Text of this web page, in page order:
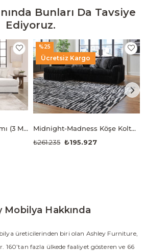
Bunları Da Tavsiye
Ediyoruz.
Larce Köşe Koltuk Takımı (3 Modül)
Midnight-Madness Köşe Koltuk (2 Modül)
₺195.927
₺261.235
Ücretsiz Kargo
%25
Mobilya Hakkında
üreticilerinden biri olan Ashley Furniture,
160’tan fazla ülkede faaliyet gösteren ve 66